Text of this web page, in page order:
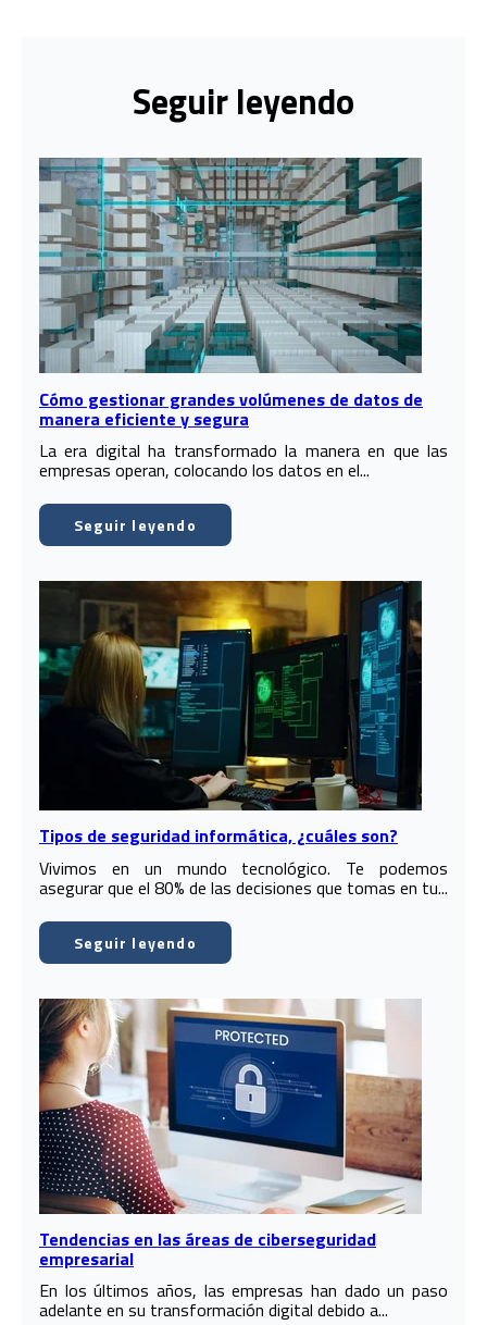
Seguir leyendo
Cómo gestionar grandes volúmenes de datos de
manera eficiente y segura
La era digital ha transformado la manera en que las
empresas operan, colocando los datos en el...
Seguir leyendo
Tipos de seguridad informática, ¿cuáles son?
Vivimos en un mundo tecnológico. Te podemos
asegurar que el 80% de las decisiones que tomas en tu...
Seguir leyendo
Tendencias en las áreas de ciberseguridad
empresarial
En los últimos años, las empresas han dado un paso
adelante en su transformación digital debido a...